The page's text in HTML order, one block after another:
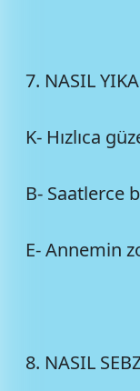
7. NASIL
K- Hızlıca
B- Saatlerce
E- Annemin
8. NASIL